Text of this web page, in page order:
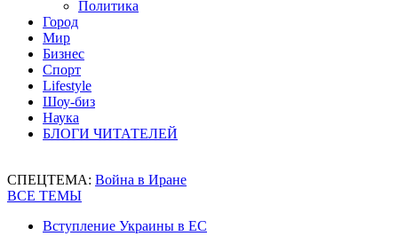
Политика
Город
Мир
Бизнес
Спорт
Lifestyle
Шоу-биз
Наука
БЛОГИ ЧИТАТЕЛЕЙ
СПЕЦТЕМА: Война в Иране
ВСЕ ТЕМЫ
Вступление Украины в ЕС